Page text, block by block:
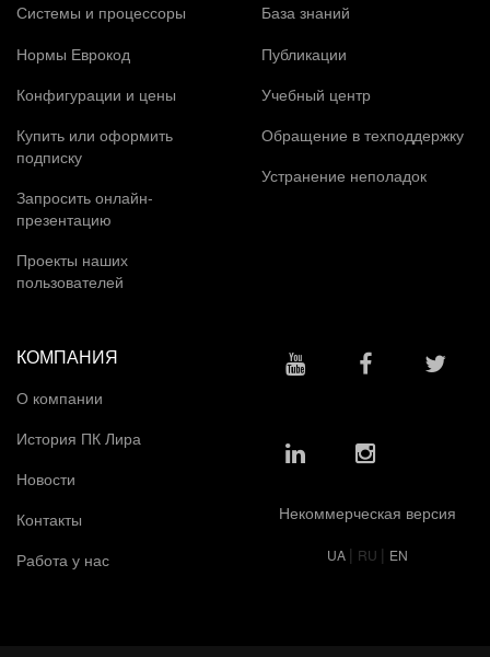
Системы и процессоры
Нормы Еврокод
Конфигурации и цены
Купить или оформить
подписку
Запросить онлайн-
презентацию
Проекты наших
пользователей
База знаний
Публикации
Учебный центр
Обращение в техподдержку
Устранение неполадок
КОМПАНИЯ
О компании
История ПК Лира
Новости
Контакты
Работа у нас
Некоммерческая версия
UA | RU | EN